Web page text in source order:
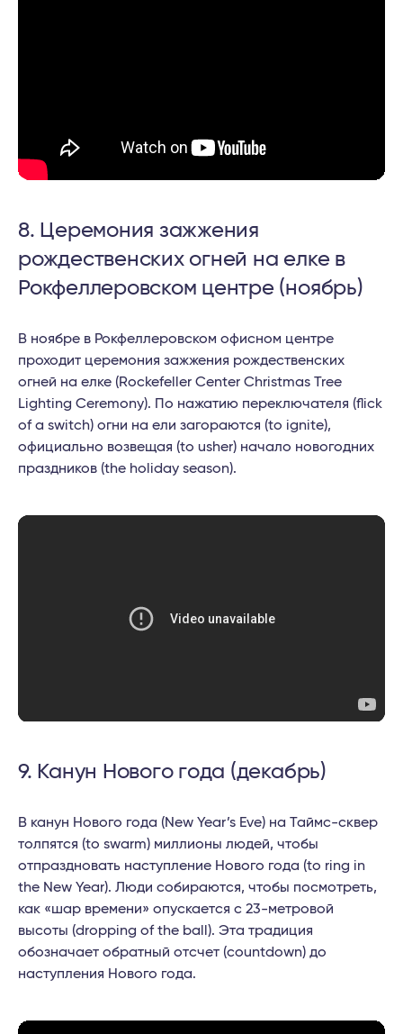
8. Церемония зажжения
рождественских огней на елке в
Рокфеллеровском центре (ноябрь)
В ноябре в Рокфеллеровском офисном центре
проходит церемония зажжения рождественских
огней на елке (Rockefeller Center Christmas Tree
Lighting Ceremony). По нажатию переключателя (flick
of a switch) огни на ели загораются (to ignite),
официально возвещая (to usher) начало новогодних
праздников (the holiday season).
9. Канун Нового года (декабрь)
В канун Нового года (New Year’s Eve) на Таймс-сквер
толпятся (to swarm) миллионы людей, чтобы
отпраздновать наступление Нового года (to ring in
the New Year). Люди собираются, чтобы посмотреть,
как «шар времени» опускается с 23-метровой
высоты (dropping of the ball). Эта традиция
обозначает обратный отсчет (countdown) до
наступления Нового года.